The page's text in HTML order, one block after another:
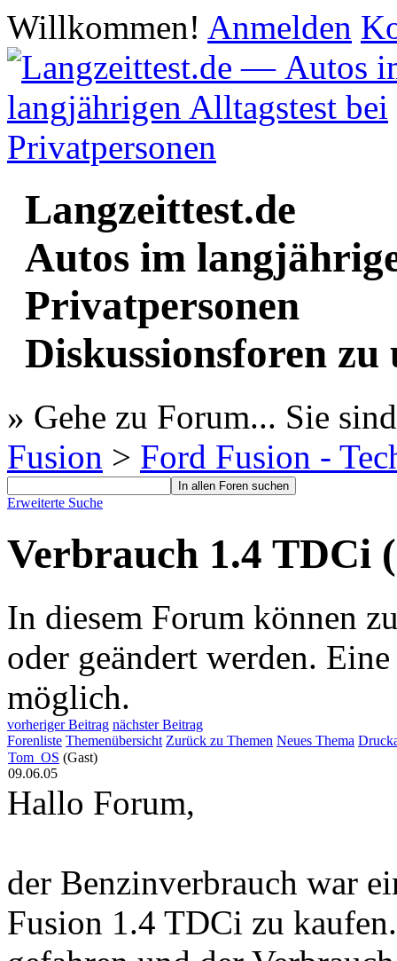
Willkommen! Anmelden
Langzeittest.de
Autos im
Privatpersonen
Diskussionsforen zu
» Gehe zu Forum... Sie
Fusion > Ford Fusion -
Erweiterte Suche
Verbrauch 1.4 TDCi
In diesem Forum können
oder geändert werden.
möglich.
vorheriger Beitrag nächster Beitrag
Forenliste Themenübersicht Zurück zu Themen Neues Thema
Tom_OS (Gast)
09.06.05
Hallo Forum,
der Benzinverbrauch war
Fusion 1.4 TDCi zu